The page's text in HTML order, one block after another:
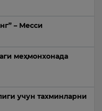
– Месси
меҳмонхонада
учун тахминларни